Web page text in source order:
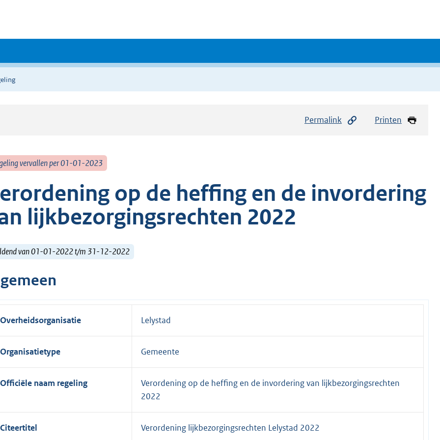
Permalink Printen
vervallen per 01-01-2023
op de heffing en de invordering
lijkbezorgingsrechten 2022
van 01-01-2022 t/m 31-12-2022
Overheidsorganisatie Lelystad
Organisatietype Gemeente
Officiële naam regeling
Verordening op de heffing en de invordering van lijkbezorgingsrechten
2022
Citeertitel Verordening lijkbezorgingsrechten Lelystad 2022